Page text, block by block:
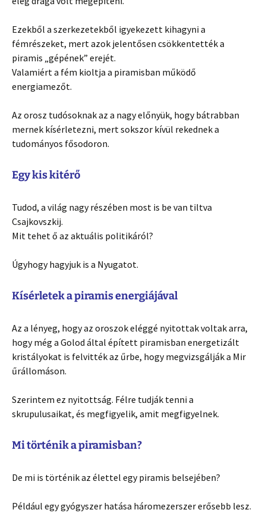
Ezekből a szerkezetekből igyekezett kihagyni a
fémrészeket, mert azok jelentősen csökkentették a
piramis „gépének” erejét.
Valamiért a fém kioltja a piramisban működő
energiamezőt.
Az orosz tudósoknak az a nagy előnyük, hogy bátrabban
mernek kísérletezni, mert sokszor kívül rekednek a
tudományos fősodoron.
Egy kis kitérő
Tudod, a világ nagy részében most is be van tiltva
Csajkovszkij.
Mit tehet ő az aktuális politikáról?
Úgyhogy hagyjuk is a Nyugatot.
Kísérletek a piramis energiájával
Az a lényeg, hogy az oroszok eléggé nyitottak voltak arra,
hogy még a Golod által épített piramisban energetizált
kristályokat is felvitték az űrbe, hogy megvizsgálják a Mir
űrállomáson.
Szerintem ez nyitottság. Félre tudják tenni a
skrupulusaikat, és megfigyelik, amit megfigyelnek.
Mi történik a piramisban?
De mi is történik az élettel egy piramis belsejében?
Például egy gyógyszer hatása háromezerszer erősebb lesz.